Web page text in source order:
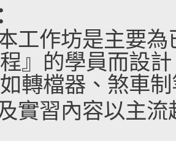
工作坊是主要
』 的學員而設
轉檔器、煞車
實習內容以主